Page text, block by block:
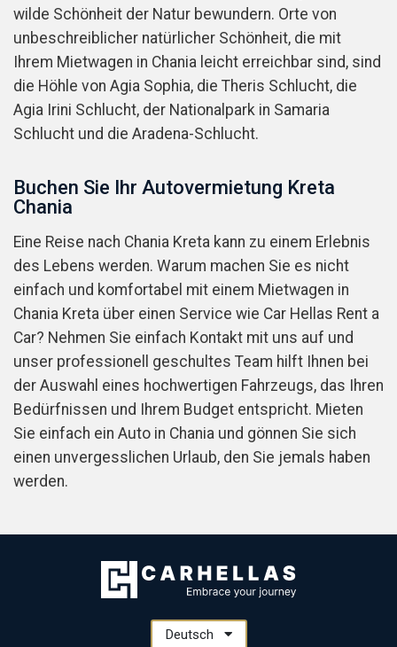
wilde Schönheit der Natur bewundern. Orte von
unbeschreiblicher natürlicher Schönheit, die mit
Ihrem Mietwagen in Chania leicht erreichbar sind, sind
die Höhle von Agia Sophia, die Theris Schlucht, die
Agia Irini Schlucht, der Nationalpark in Samaria
Schlucht und die Aradena-Schlucht.
Buchen Sie Ihr Autovermietung Kreta
Chania
Eine Reise nach Chania Kreta kann zu einem Erlebnis
des Lebens werden. Warum machen Sie es nicht
einfach und komfortabel mit einem Mietwagen in
Chania Kreta über einen Service wie Car Hellas Rent a
Car? Nehmen Sie einfach Kontakt mit uns auf und
unser professionell geschultes Team hilft Ihnen bei
der Auswahl eines hochwertigen Fahrzeugs, das Ihren
Bedürfnissen und Ihrem Budget entspricht. Mieten
Sie einfach ein Auto in Chania und gönnen Sie sich
einen unvergesslichen Urlaub, den Sie jemals haben
werden.
Deutsch